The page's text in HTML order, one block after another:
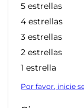
5 estrellas
4 estrellas
3 estrellas
2 estrellas
1 estrella
Por favor, inicie